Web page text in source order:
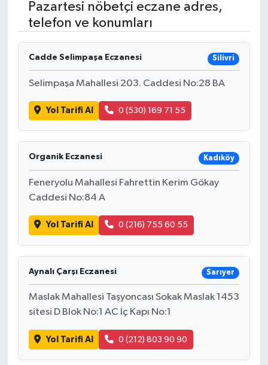
Pazartesi nöbetçi eczane adres,
telefon ve konumları
Cadde Selimpaşa Eczanesi Silivri
Selimpaşa Mahallesi 203. Caddesi No:28 BA
Yol Tarifi Al 0 (530) 169 71 55
Organik Eczanesi Kadıköy
Feneryolu Mahallesi Fahrettin Kerim Gökay
Caddesi No:84 A
Yol Tarifi Al 0 (216) 755 60 55
Aynalı Çarşı Eczanesi Sarıyer
Maslak Mahallesi Taşyoncası Sokak Maslak 1453
sitesi D Blok No:1 AC İç Kapı No:1
Yol Tarifi Al 0 (212) 803 90 90
RESMİ İLANLAR